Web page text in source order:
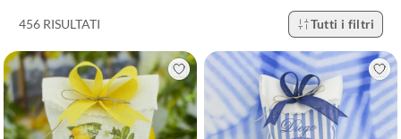
456 RISULTATI Tutti i filtri